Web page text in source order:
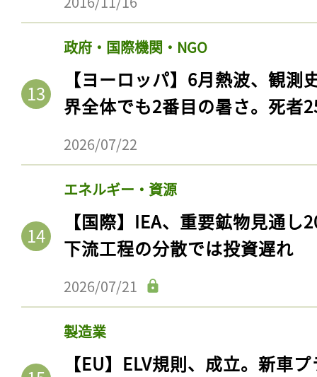
政府・国際機関・NGO
【ヨーロッパ】6月熱波、観
界全体でも2番目の暑さ。死者
2026/07/22
エネルギー・資源
【国際】IEA、重要鉱物見通
下流工程の分散では投資遅れ
2026/07/21
製造業
【EU】ELV規則、成立。新車
記事をお気に入りに